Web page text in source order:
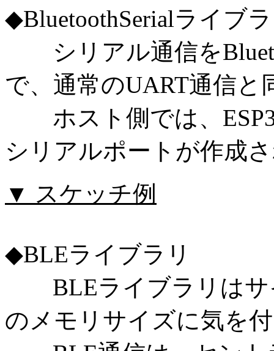
◆BluetoothSerialライブ
シリアル通信を
で、通常のUART通信
ホスト側では、
シリアルポートが作成
▼ スケッチ例
◆BLEライブラリ
BLEライブラリはサ
のメモリサイズに気を